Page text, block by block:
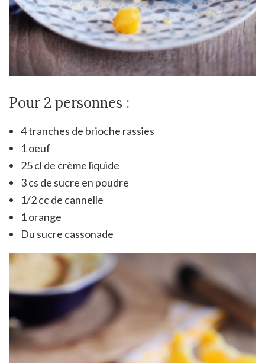
Pour 2 personnes :
4 tranches de brioche rassies
1 oeuf
25 cl de crème liquide
3 cs de sucre en poudre
1/2 cc de cannelle
1 orange
Du sucre cassonade